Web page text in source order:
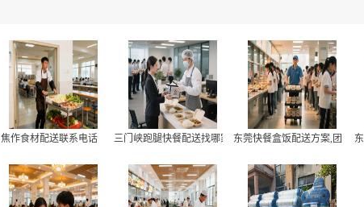
焦作食材配送联系电话 三门峡跑腿快餐配送找哪家 东莞快餐盒饭配送方案,团餐